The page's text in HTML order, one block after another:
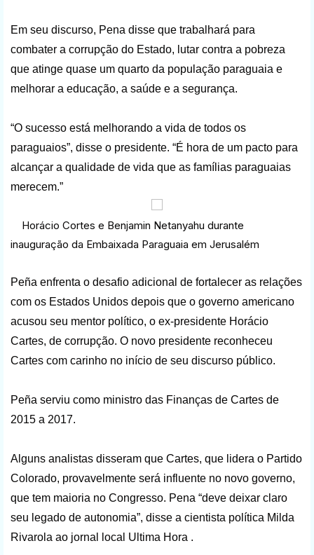
Em seu discurso, Pena disse que trabalhará para
combater a corrupção do Estado, lutar contra a pobreza
que atinge quase um quarto da população paraguaia e
melhorar a educação, a saúde e a segurança.
“O sucesso está melhorando a vida de todos os
paraguaios”, disse o presidente. “É hora de um pacto para
alcançar a qualidade de vida que as famílias paraguaias
merecem.”
Horácio Cortes e Benjamin Netanyahu durante
inauguração da Embaixada Paraguaia em Jerusalém
Peña enfrenta o desafio adicional de fortalecer as relações
com os Estados Unidos depois que o governo americano
acusou seu mentor político, o ex-presidente Horácio
Cartes, de corrupção. O novo presidente reconheceu
Cartes com carinho no início de seu discurso público.
Peña serviu como ministro das Finanças de Cartes de
2015 a 2017.
Alguns analistas disseram que Cartes, que lidera o Partido
Colorado, provavelmente será influente no novo governo,
que tem maioria no Congresso. Pena “deve deixar claro
seu legado de autonomia”, disse a cientista política Milda
Rivarola ao jornal local Ultima Hora .